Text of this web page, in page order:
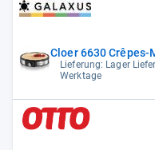
Cloer 6630 Crêpes-
Lieferung: Lager
Werktage